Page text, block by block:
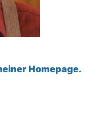
Homepage.